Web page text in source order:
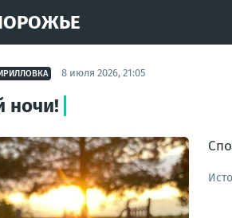
8 июля 2026, 21:05
ночи!